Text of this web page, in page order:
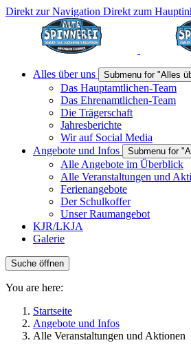
Direkt zur Navigation Direkt zum
Alles über uns Submenu for "Alles
Das Hauptamtlichen-Team
Das Ehrenamtlichen-Team
Die Trägerschaft
Jahresberichte
Wir auf Social Media
Angebote und Infos
Submenu for
Alle Angebote im Überblick
Alle Veranstaltungen und
Ferienangebote
Der Schulkoffer
Unser Raumangebot
KJR/LKJA
Galerie
Suche öffnen
You are here:
Startseite
Angebote und Infos
Alle Veranstaltungen und Aktionen